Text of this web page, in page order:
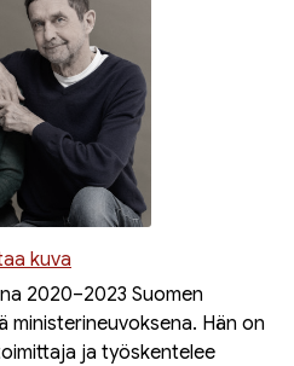
kuva
2020–2023 Suomen
Hän on
ja työskentelee